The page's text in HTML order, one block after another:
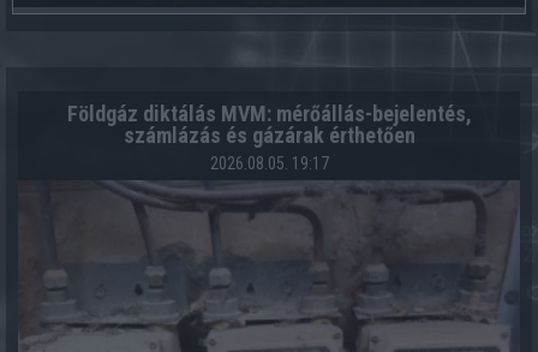
Földgáz diktálás MVM: mérőállás-bejelentés,
számlázás és gázárak érthetően
2026.08.05. 19:17